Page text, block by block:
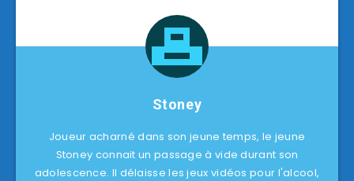
Stoney
Joueur acharné dans son jeune temps, le jeune
Stoney connait un passage à vide durant son
adolescence. Il délaisse les jeux vidéos pour l'alcool,